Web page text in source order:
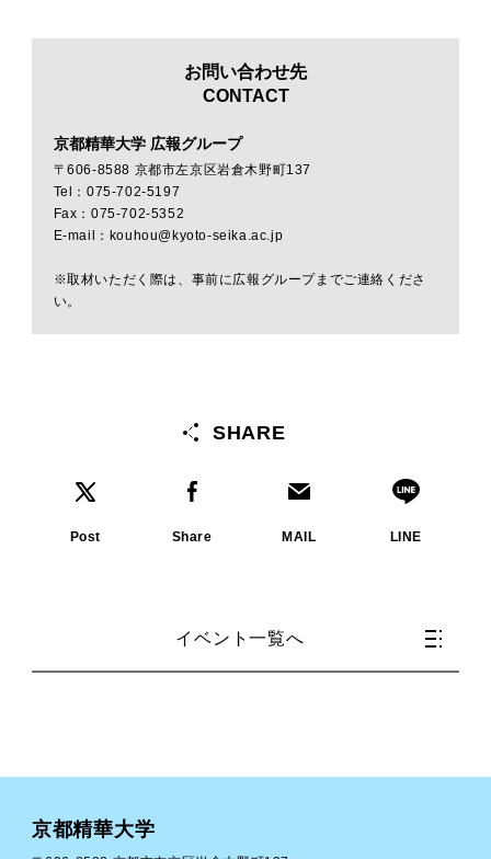
お問い合わせ先
CONTACT
京都精華大学 広報グループ
〒606-8588 京都市左京区岩倉木野町137
Tel：075-702-5197
Fax：075-702-5352
E-mail：kouhou@kyoto-seika.ac.jp
※取材いただく際は、事前に広報グループまでご連絡くださ
い。
SHARE
Post Share MAIL LINE
イベント一覧へ
京都精華大学